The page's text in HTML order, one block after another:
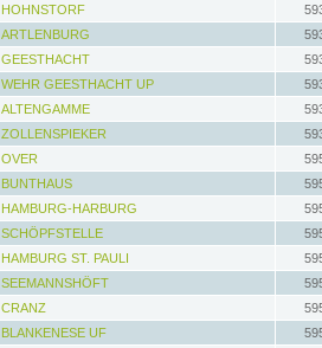
HOHNSTORF
ARTLENBURG
GEESTHACHT
WEHR GEESTHACHT UP
ALTENGAMME
ZOLLENSPIEKER
OVER
BUNTHAUS
HAMBURG-HARBURG
SCHÖPFSTELLE
HAMBURG ST. PAULI
SEEMANNSHÖFT
CRANZ
BLANKENESE UF